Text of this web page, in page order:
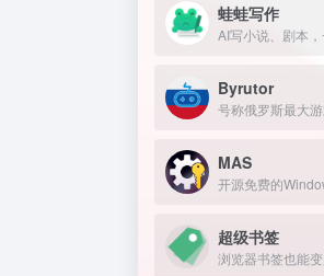
蛙蛙写作
AI写小说、剧本，
Byrutor
MAS
超级书签
浏览器书签也能